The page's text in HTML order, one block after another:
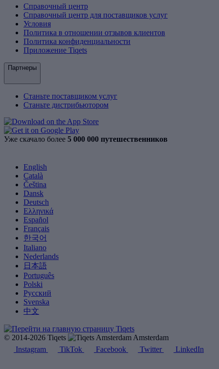
Справочный центр
Справочный центр для поставщиков услуг
Условия
Политика в отношении отзывов клиентов
Политика конфиденциальности
Приложение Tiqets
Партнеры
Станьте поставщиком услуг
Станьте дистрибьютором
Уже скачало более 5 000 000 путешественников
English
Català
Čeština
Dansk
Deutsch
Ελληνικά
Español
Français
한국어
Italiano
Nederlands
日本語
Português
Polski
Русский
Svenska
中文
© 2014-2026 Tiqets
Amsterdam
Instagram
TikTok Facebook Twitter LinkedIn